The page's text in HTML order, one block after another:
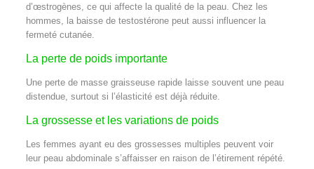
d’œstrogènes, ce qui affecte la qualité de la peau. Chez les
hommes, la baisse de testostérone peut aussi influencer la
fermeté cutanée.
La perte de poids importante
Une perte de masse graisseuse rapide laisse souvent une peau
distendue, surtout si l’élasticité est déjà réduite.
La grossesse et les variations de poids
Les femmes ayant eu des grossesses multiples peuvent voir
leur peau abdominale s’affaisser en raison de l’étirement répété.